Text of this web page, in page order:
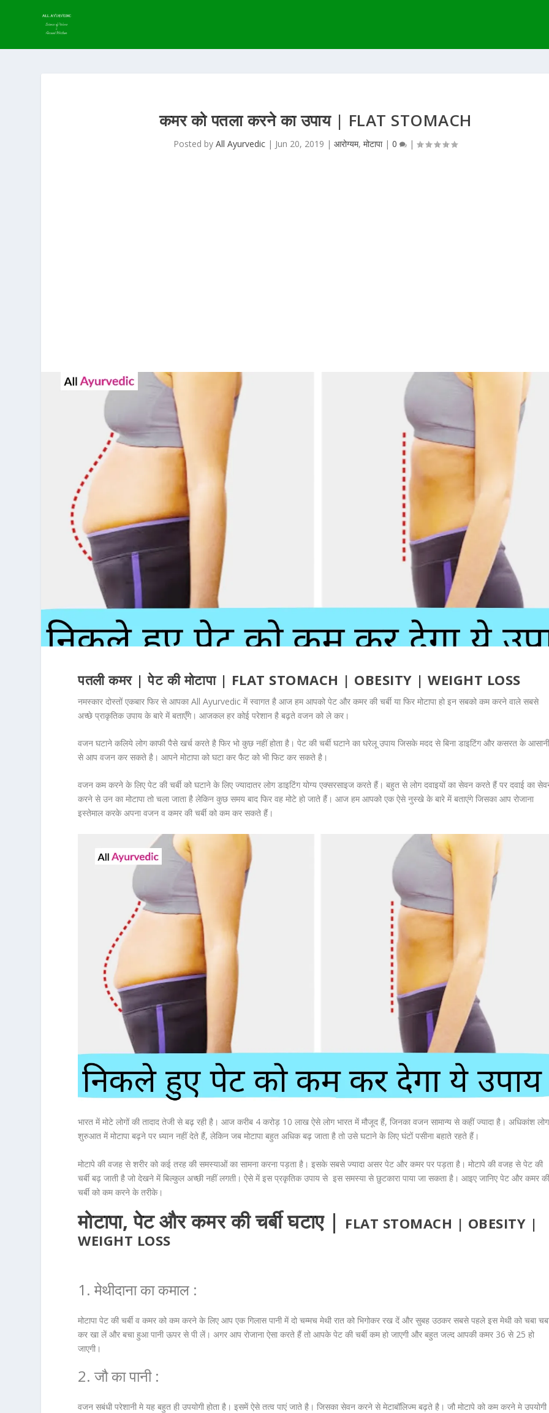
कमर को पतला करने का उपाय | FLAT STOMACH
Posted byAll Ayurvedic | Jun 20, 2019 |आरोग्यम,मोटापा|0 |
पतली कमर | पेट की मोटापा | FLAT STOMACH | OBESITY | WEIGHT LOSS
नमस्कार दोस्तों एकबार फिर से आपकाAll Ayurvedic में स्वागत है आज हम आपको पेट और कमर की चर्बी या फिर मोटापा हो इन सबको कम करने वाले सबसे
अच्छे प्राकृतिक उपाय के बारे में बताएँगे। आजकल हर कोई परेशान है बढ़ते वजन को ले कर।
वजन घटाने कलिये लोग काफी पैसे खर्च करते है फिर भो कुछ नहीं होता है। पेट की चर्बी घटाने का घरेलू उपाय जिसके मदद से बिना डाइटिंग और कसरत के
से आप वजन कर सकते है। आपने मोटापा को घटा कर फैट को भी फिट कर सकते है।
वजन कम करने के लिए पेट की चर्बी को घटाने के लिए ज्यादातर लोग डाइटिंग योग्य एक्सरसाइज करते हैं। बहुत से लोग दवाइयों का सेवन करते हैं पर दवाई का
करने से उन का मोटापा तो चला जाता है लेकिन कुछ समय बाद फिर वह मोटे हो जाते हैं। आज हम आपको एक ऐसे नुस्खे के बारे में बताएंगे जिसका आप रोजाना
इस्तेमाल करके अपना वजन व कमर की चर्बी को कम कर सकते हैं।
भारत में मोटे लोगों की तादाद तेजी से बढ़ रही है। आज करीब 4 करोड़ 10 लाख ऐसे लोग भारत में मौजूद हैं, जिनका वजन सामान्य से कहीं ज्यादा है। अधिकांश लोग
शुरुआत में मोटापा बढ़ने पर ध्यान नहीं देते हैं, लेकिन जब मोटापा बहुत अधिक बढ़ जाता है तो उसे घटाने के लिए घंटों पसीना बहाते रहते हैं।
मोटापे की वजह से शरीर को कई तरह की समस्याओं का सामना करना पड़ता है। इसके सबसे ज्यादा असर पेट और कमर पर पड़ता है। मोटापे की वजह से पेट की
चर्बी बढ़ जाती है जो देखने में बिल्कुल अच्छी नहीं लगती। ऐसे में इस प्रकृतिक उपाय से इस समस्या से छुटकारा पाया जा सकता है। आइए जानिए पेट और कमर
चर्बी को कम करने के तरीके।
मोटापा, पेट और कमर की चर्बी घटाए | FLAT STOMACH | OBESITY |
WEIGHT LOSS
1. मेथीदाना का कमाल :
मोटापा पेट की चर्बी व कमर को कम करने के लिए आप एक गिलास पानी मेंदो चम्मच मेथी रात को भिगोकर रख दें और सुबह उठकर सबसे पहले इस मेथी को चबा
कर खा लें और बचा हुआ पानी ऊपर से पी लें। अगर आप रोजाना ऐसा करते हैं तो आपके पेट की चर्बी कम हो जाएगी और बहुत जल्द आपकी कमर 36 से 25हो
जाएगी।
2. जौ का पानी :
वजन सबंधी परेशानी मे यह बहुत ही उपयोगी होता है। इसमें ऐसे तत्व पाएं जाते है। जिसका सेवन करने से मेटाबॉलिज्म बढ़ते है। जौ मोटापे को कम करने मे उपयोगी